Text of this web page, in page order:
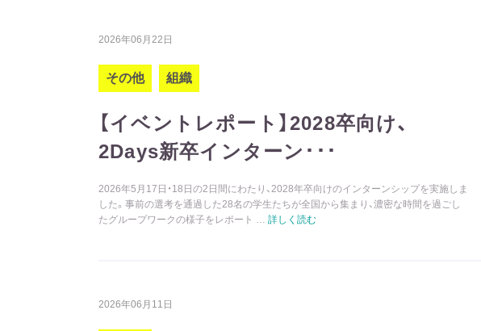
2026年06月22日
その他 組織
【イベントレポート】2028卒向け、
2Days新卒インターン･･･
2026年5月17日・18日の2日間にわたり、2028年卒向けのインターンシップを実施しま
した。事前の選考を通過した28名の学生たちが全国から集まり、濃密な時間を過ごし
たグループワークの様子をレポート … 詳しく読む
2026年06月11日